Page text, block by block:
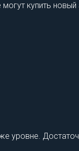
купить
уровне.